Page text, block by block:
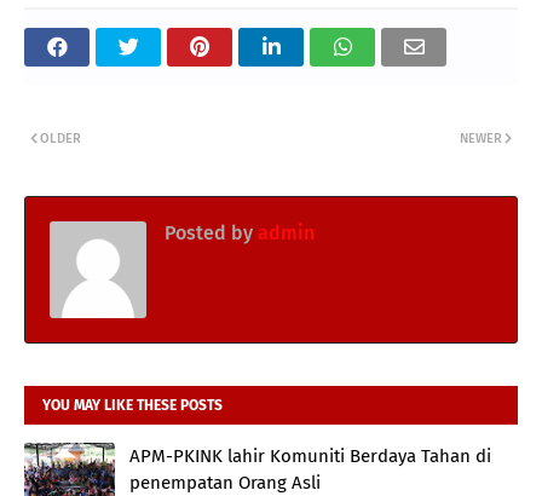
NEWER
OLDER
Posted by admin
YOU MAY LIKE THESE POSTS
APM-PKINK lahir Komuniti Berdaya Tahan di
penempatan Orang Asli